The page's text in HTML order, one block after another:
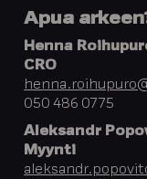
Apua
Henna
CRO
050 486 0775
Aleksandr
Myynti